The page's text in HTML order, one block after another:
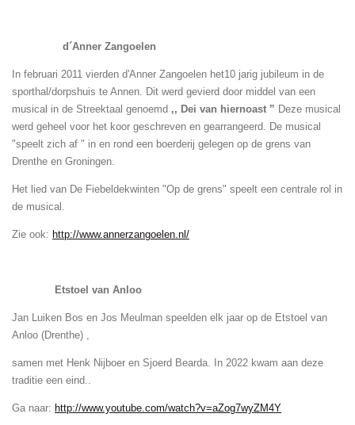
d´Anner Zangoelen
In februari 2011 vierden d'Anner Zangoelen het10 jarig jubileum in de
sporthal/dorpshuis te Annen. Dit werd gevierd door middel van een
musical in de Streektaal genoemd ,, Dei van hiernoast ” Deze musical
werd geheel voor het koor geschreven en gearrangeerd. De musical
"speelt zich af " in en rond een boerderij gelegen op de grens van
Drenthe en Groningen.
Het lied van De Fiebeldekwinten "Op de grens" speelt een centrale rol in
de musical.
Zie ook: http://www.annerzangoelen.nl/
Etstoel van Anloo
Jan Luiken Bos en Jos Meulman speelden elk jaar op de Etstoel van
Anloo (Drenthe) ,
samen met Henk Nijboer en Sjoerd Bearda. In 2022 kwam aan deze
traditie een eind..
Ga naar: http://www.youtube.com/watch?v=aZog7wyZM4Y